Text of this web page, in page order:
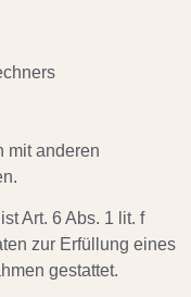
mit anderen
Art. 6 Abs. 1 lit. f
zur Erfüllung eines
gestattet.